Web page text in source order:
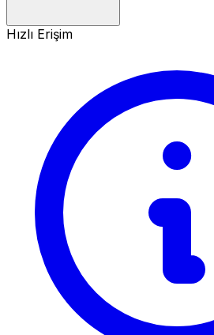
Hızlı Erişim